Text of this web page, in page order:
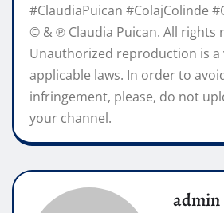
#ClaudiaPuican #ColajColinde
© & ℗ Claudia Puican. All rights
Unauthorized reproduction is
applicable laws. In order to
infringement, please, do not
your channel.
admin